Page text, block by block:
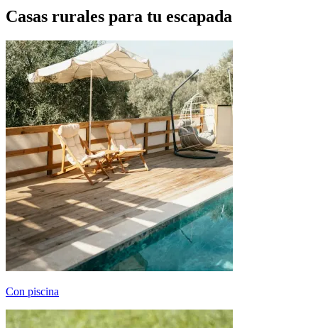
Casas rurales para tu escapada
Con piscina